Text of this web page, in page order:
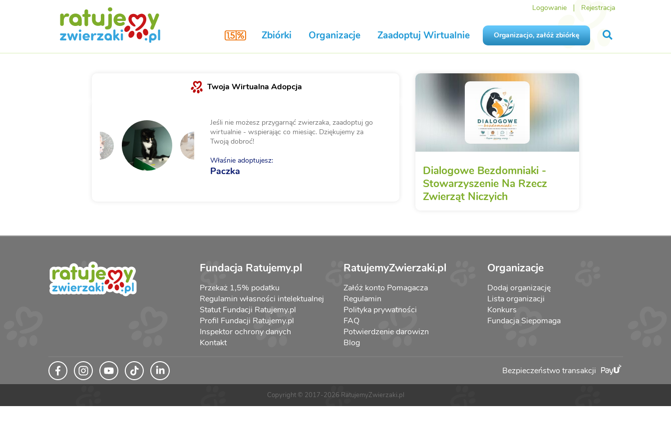
Logowanie Rejestracja
Zbiórki Organizacje Zaadoptuj Wirtualnie Organizacjo, załóż zbiórkę
Twoja Wirtualna Adopcja
Jeśli nie możesz przygarnąć zwierzaka, zaadoptuj go
wirtualnie - wspierając co miesiąc. Dziękujemy za
Twoją dobroć!
Właśnie adoptujesz:
Paczka
Dialogowe Bezdomniaki -
Stowarzyszenie Na Rzecz
Zwierząt Niczyich
Fundacja Ratujemy.pl
Przekaż 1,5% podatku
Regulamin własności intelektualnej
Statut Fundacji Ratujemy.pl
Profil Fundacji Ratujemy.pl
Inspektor ochrony danych
Kontakt
RatujemyZwierzaki.pl
Załóż konto Pomagacza
Regulamin
Polityka prywatności
FAQ
Potwierdzenie darowizn
Blog
Organizacje
Dodaj organizację
Lista organizacji
Konkurs
Fundacja Siepomaga
Bezpieczeństwo transakcji
Copyright © 2017-2026 RatujemyZwierzaki.pl